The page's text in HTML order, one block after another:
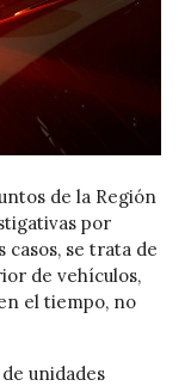
de la Región
por
se trata de
de vehículos,
el tiempo, no
unidades